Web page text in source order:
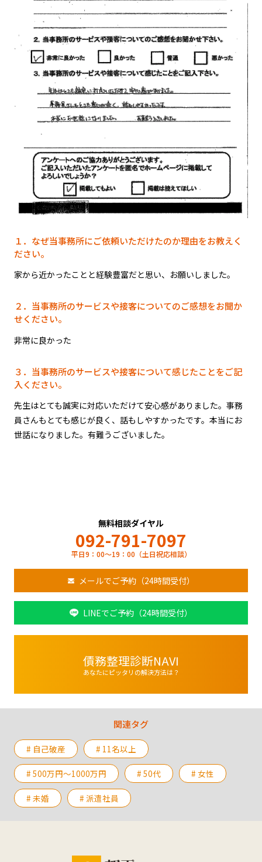
１．なぜ当事務所にご依頼いただけたのか理由をお教えく
ださい。
家から近かったことと経験豊富だと思い、お願いしました。
２．当事務所のサービスや接客についてのご感想をお聞か
せください。
非常に良かった
３．当事務所のサービスや接客について感じたことをご記
入ください。
先生はとても誠実に対応いただけて安心感がありました。事務
員さんもとても感じが良く、話もしやすかったです。本当にお
世話になりました。有難うございました。
無料相談ダイヤル
092-791-7097
平日9：00～19：00（土日祝応相談）
メールでご予約（24時間受付）
LINEでご予約（24時間受付）
債務整理診断NAVI
あなたにピッタリの解決方法は？
関連タグ
# 自己破産 # 11名以上
# 500万円〜1000万円 # 50代 # 女性
# 未婚 # 派遣社員